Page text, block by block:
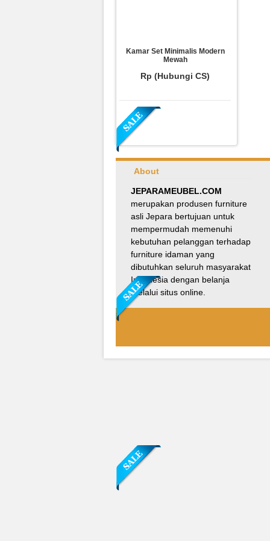
Kamar Set Minimalis Modern
Mewah
Rp (Hubungi CS)
Meja Makan Oval Minimalis
Kursi Silang
Rp 8.100.0009.000.000
About
JEPARAMEUBEL.COM
merupakan produsen furniture
asli Jepara bertujuan untuk
mempermudah memenuhi
kebutuhan pelanggan terhadap
furniture idaman yang
dibutuhkan seluruh masyarakat
Indonesia dengan belanja
melalui situs online.